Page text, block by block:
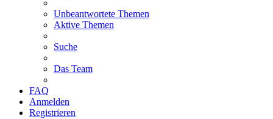
Unbeantwortete Themen
Aktive Themen
Suche
Das Team
FAQ
Anmelden
Registrieren